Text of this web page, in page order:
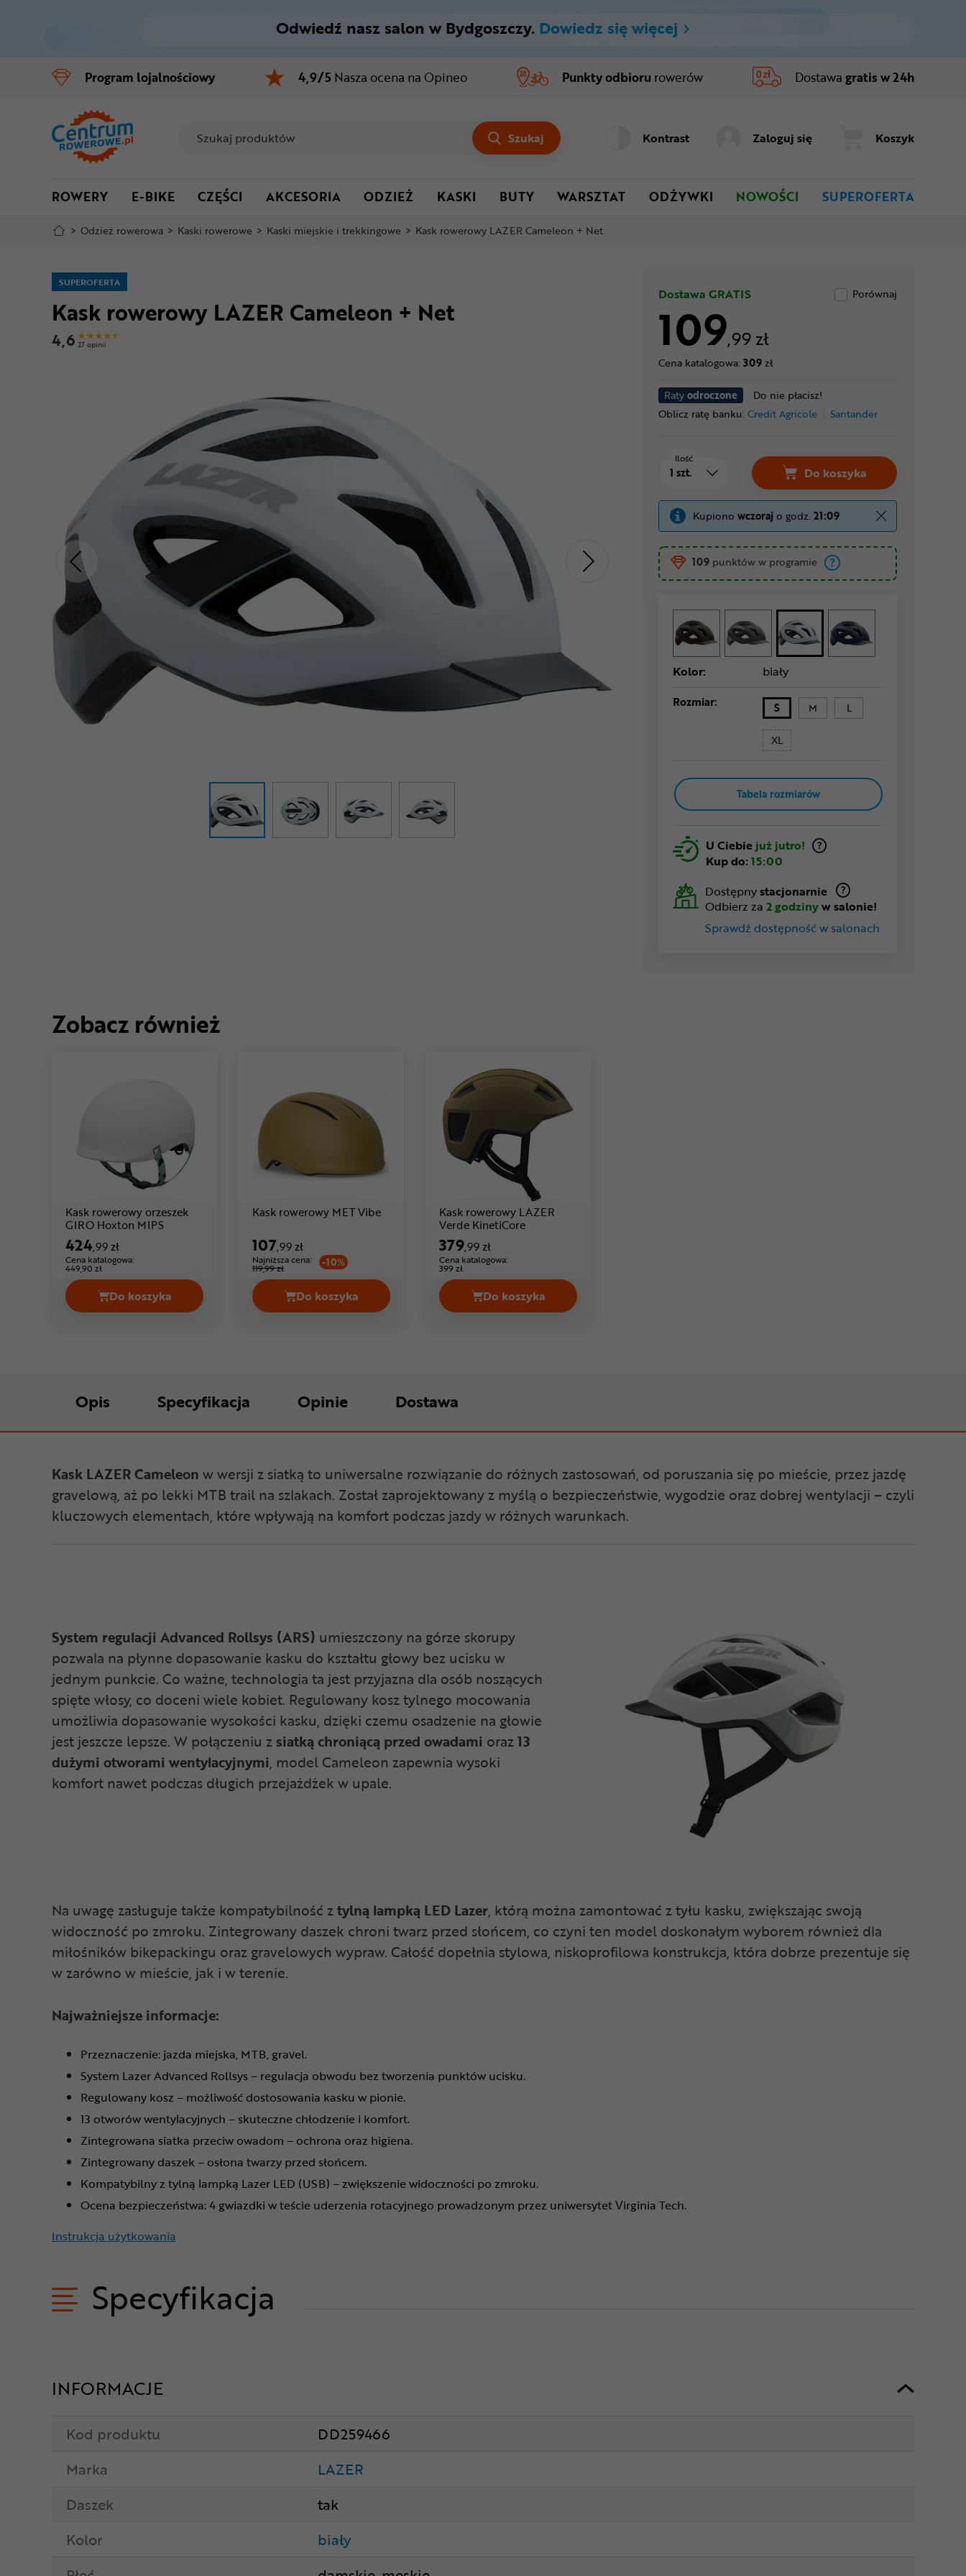
Menu główne
Informacje o produkcie
Do koszyka
Szczegółowe informacje
Mapa strony
Odwiedź nasz salon w Bydgoszczy. Dowiedz się więcej
Program lojalnościowy 4,9/5 Nasza ocena na Opineo Punkty odbioru rowerów Dostawa gratis w 24h
Szukaj Kontrast Zaloguj się Koszyk
ROWERY E-BIKE CZĘŚCI AKCESORIA ODZIEŻ KASKI BUTY WARSZTAT ODŻYWKI NOWOŚCI SUPEROFERTA
> Odzież rowerowa > Kaski rowerowe > Kaski miejskie i trekkingowe > Kask rowerowy LAZER Cameleon + Net
SUPEROFERTA
Kask rowerowy LAZER Cameleon + Net
4,6 27 opinii
Dostawa GRATIS Porównaj
109,99 zł
Cena katalogowa: 309zł
Ratyodroczone
Do nie płacisz!
Oblicz ratę banku: Credit Agricole Santander
Ilość
Do koszyka
Kupiono wczoraj o godz. 21:09
109 punktów w programie
Kolor: biały
Rozmiar: S M L
XL
Tabela rozmiarów
U Ciebie już jutro!
Kup do: 15:00
Dostępnystacjonarnie
Odbierz za 2 godzinyw salonie!
Sprawdź dostępność w salonach
Zobacz również
Kask rowerowy orzeszek
GIRO Hoxton MIPS
424,99 zł
Cena katalogowa:
449,90 zł
Do koszyka
Kask rowerowy orzeszek GIRO Hoxton MIPS Cena 424,99 zł
Kask rowerowy MET Vibe Cena: 107 ,99 zł
107,99 zł
Najniższa cena:
119,99 zł -10%
Do koszyka
Kask rowerowy MET Vibe Cena 107,99 zł
Kask rowerowy LAZER
Verde KinetiCore
379,99 zł
Cena katalogowa:
399 zł
Do koszyka
Kask rowerowy LAZER Verde KinetiCore Cena 379,99 zł
Opis Specyfikacja Opinie Dostawa
Kask LAZER Cameleon w wersji z siatką to uniwersalne rozwiązanie do różnych zastosowań, od poruszania się po mieście, przez jazdę
gravelową, aż po lekki MTB trail na szlakach. Został zaprojektowany z myślą o bezpieczeństwie, wygodzie oraz dobrej wentylacji – czyli
kluczowych elementach, które wpływają na komfort podczas jazdy w różnych warunkach.
System regulacji Advanced Rollsys (ARS) umieszczony na górze skorupy
pozwala na płynne dopasowanie kasku do kształtu głowy bez ucisku w
jednym punkcie. Co ważne, technologia ta jest przyjazna dla osób noszących
spięte włosy, co doceni wiele kobiet. Regulowany kosz tylnego mocowania
umożliwia dopasowanie wysokości kasku, dzięki czemu osadzenie na głowie
jest jeszcze lepsze. W połączeniu z siatką chroniącą przed owadami oraz13
dużymi otworami wentylacyjnymi, model Cameleon zapewnia wysoki
komfort nawet podczas długich przejażdżek w upale.
Na uwagę zasługuje także kompatybilność ztylną lampką LED Lazer, którą można zamontować z tyłu kasku, zwiększając swoją
widoczność po zmroku. Zintegrowany daszek chroni twarz przed słońcem, co czyni ten model doskonałym wyborem również dla
miłośników bikepackingu oraz gravelowych wypraw. Całość dopełnia stylowa, niskoprofilowa konstrukcja, która dobrze prezentuje się
w zarówno w mieście, jak i w terenie.
Najważniejsze informacje:
Przeznaczenie: jazda miejska, MTB, gravel.
System Lazer Advanced Rollsys – regulacja obwodu bez tworzenia punktów ucisku.
Regulowany kosz – możliwość dostosowania kasku w pionie.
13 otworów wentylacyjnych – skuteczne chłodzenie i komfort.
Zintegrowana siatka przeciw owadom – ochrona oraz higiena.
Zintegrowany daszek – osłona twarzy przed słońcem.
Kompatybilny z tylną lampką Lazer LED (USB) – zwiększenie widoczności po zmroku.
Ocena bezpieczeństwa: 4 gwiazdki w teście uderzenia rotacyjnego prowadzonym przez uniwersytet Virginia Tech.
Instrukcja użytkowania
Specyfikacja
INFORMACJE
Kod produktu
DD259466
Marka
LAZER
Daszek
tak
Kolor
biały